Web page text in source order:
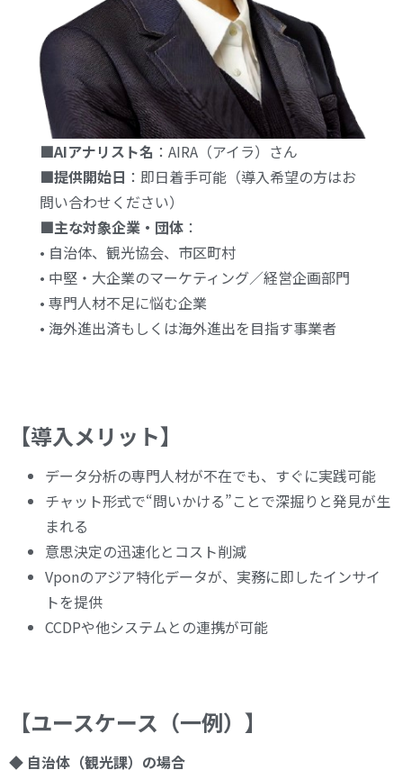
■AIアナリスト名 ：AIRA（アイラ）さん
■提供開始日 ：即日着手可能（導入希望の方はお
問い合わせください）
■主な対象企業・団体 ：
• 自治体、観光協会、市区町村
• 中堅・大企業のマーケティング／経営企画部門
• 専門人材不足に悩む企業
• 海外進出済もしくは海外進出を目指す事業者
【導入メリット】
データ分析の専門人材が不在でも、すぐに実践可能
チャット形式で“問いかける”ことで深掘りと発見が生
まれる
意思決定の迅速化とコスト削減
Vponのアジア特化データが、実務に即したインサイ
トを提供
CCDPや他システムとの連携が可能
【ユースケース（一例）】
◆ 自治体（観光課）の場合